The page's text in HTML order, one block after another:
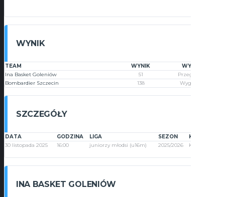
WYNIK
TEAM WYNIK
WYNIK
Ina Basket Goleniów
51
Przegrana
Bombardier Szczecin
138 Wygrana
SZCZEGÓŁY
DATA GODZINA LIGA SEZON
KOLEJKA
30 listopada 2025
16:00 juniorzy młodsi (u16m) 2025/2026 Kolejka 10
INA BASKET GOLENIÓW